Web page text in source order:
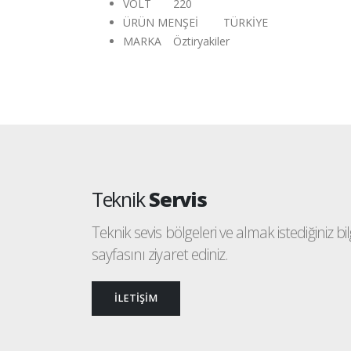
VOLT
220
ÜRÜN MENŞEİ
TÜRKİYE
MARKA
Öztiryakiler
TeknikServis
Teknik sevis bölgeleri ve almak istediğiniz
sayfasını ziyaret ediniz.
İLETİŞİM